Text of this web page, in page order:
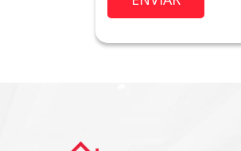
Imóvel de Interesse